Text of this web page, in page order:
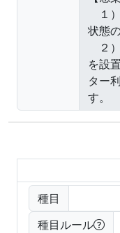
種目
種目ルール